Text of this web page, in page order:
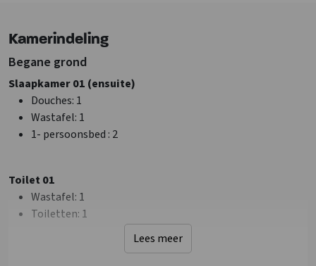
Tuin/Erf is omheind
Speelveld
Sanitair
Douches: 4
Wastafel: 5
Faciliteiten (Binnen)
Droger
Kamerindeling
Begane grond
Slaapkamer 01 (ensuite)
Douches: 1
Wastafel: 1
1- persoonsbed : 2
Toilet 01
Wastafel: 1
Toiletten: 1
Lees meer